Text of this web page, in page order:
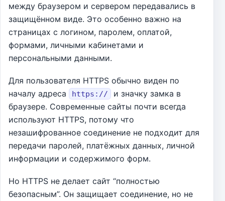
между браузером и сервером передавались в
защищённом виде. Это особенно важно на
страницах с логином, паролем, оплатой,
формами, личными кабинетами и
персональными данными.
Для пользователя HTTPS обычно виден по
началу адреса
https://
и значку замка в
браузере. Современные сайты почти всегда
используют HTTPS, потому что
незашифрованное соединение не подходит для
передачи паролей, платёжных данных, личной
информации и содержимого форм.
Но HTTPS не делает сайт “полностью
безопасным”. Он защищает соединение, но не